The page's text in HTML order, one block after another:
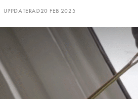
UPPDATERAD20 FEB 2025